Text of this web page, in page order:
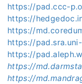
https://pad.ccc-
https://
https://
https://
https://
https://
https://